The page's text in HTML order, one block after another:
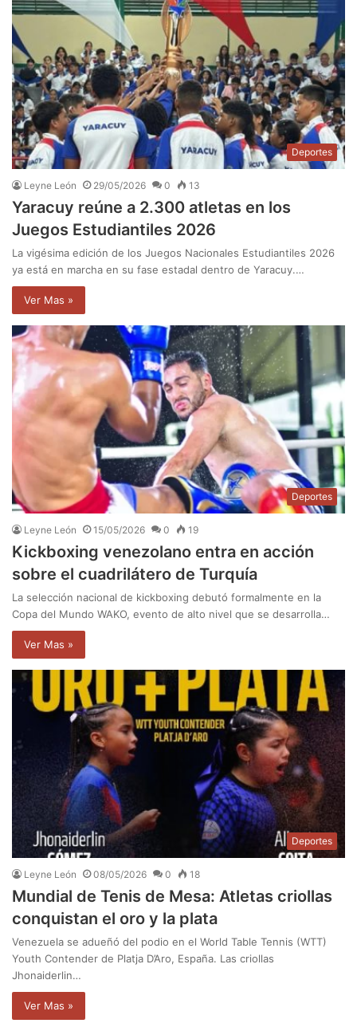
Deportes
Leyne León 29/05/2026 0 13
Yaracuy reúne a 2.300 atletas en los
Juegos Estudiantiles 2026
La vigésima edición de los Juegos Nacionales Estudiantiles 2026
ya está en marcha en su fase estadal dentro de Yaracuy.…
Ver Mas »
Deportes
Leyne León 15/05/2026 0 19
Kickboxing venezolano entra en acción
sobre el cuadrilátero de Turquía
La selección nacional de kickboxing debutó formalmente en la
Copa del Mundo WAKO, evento de alto nivel que se desarrolla…
Ver Mas »
Deportes
Leyne León 08/05/2026 0 18
Mundial de Tenis de Mesa: Atletas criollas
conquistan el oro y la plata
Venezuela se adueñó del podio en el World Table Tennis (WTT)
Youth Contender de Platja D’Aro, España. Las criollas
Jhonaiderlin…
Ver Mas »